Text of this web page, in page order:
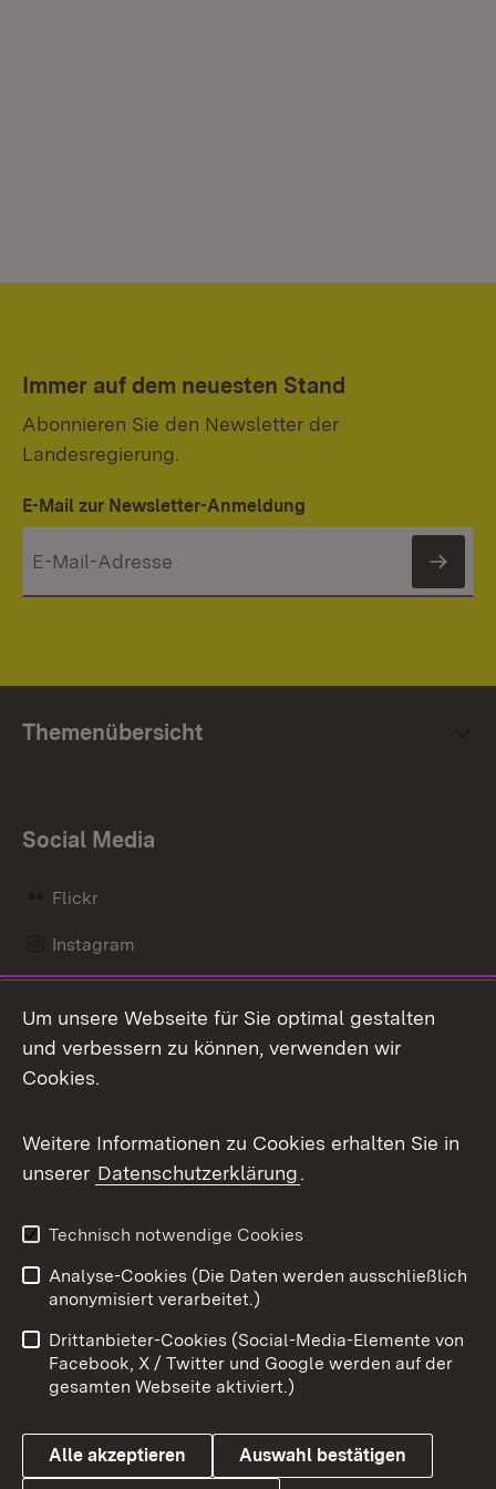
Immer auf dem neuesten Stand
Abonnieren Sie den Newsletter der
Landesregierung.
E-Mail zur Newsletter-Anmeldung
Themenübersicht
Social Media
Flickr
Instagram
Mastodon
Messenger
Social Wall
X / Twitter
Youtube
Benutzungshinweise
Barrierefreiheit
Datenschutz
Cookies
Um unsere Webseite für Sie optimal gestalten
und verbessern zu können, verwenden wir
Cookies.
Weitere Informationen zu Cookies erhalten Sie in
unserer Datenschutzerklärung.
Technisch notwendige Cookies
Analyse-Cookies (Die Daten werden ausschließlich
anonymisiert verarbeitet.)
Drittanbieter-Cookies (Social-Media-Elemente von
Facebook, X / Twitter und Google werden auf der
gesamten Webseite aktiviert.)
Alle akzeptieren Auswahl bestätigen